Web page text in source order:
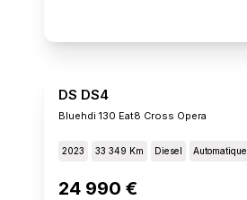
DS DS4
Bluehdi 130 Eat8 Cross Opera
2023 33 349 Km Diesel Automatique
24 990 €